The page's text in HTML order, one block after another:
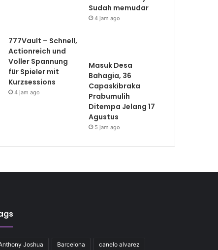
Sudah memudar
4 jam ago
777Vault – Schnell,
Actionreich und
Voller Spannung
für Spieler mit
Kurzsessions
4 jam ago
Masuk Desa
Bahagia, 36
Capaskibraka
Prabumulih
Ditempa Jelang 17
Agustus
5 jam ago
Joshua Barcelona canelo alvarez